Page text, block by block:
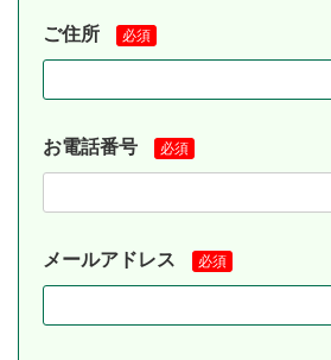
ご住所 必須
お電話番号 必須
メールアドレス 必須